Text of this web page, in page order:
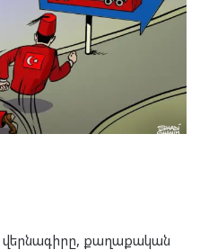
վերնագիրը, քաղաքական